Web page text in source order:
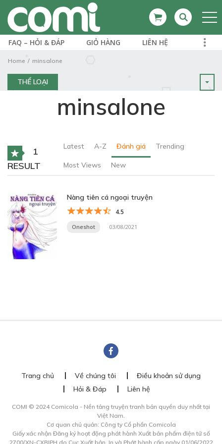
FAQ – HỎI & ĐÁP GIỎ HÀNG LIÊN HỆ
Home minsalone
THỂ LOẠI
minsalone
1
RESULT
Latest A-Z Đánh giá Trending
Most Views New
Nàng tiên cá ngoại truyện
4.5
Oneshot 03/08/2021
Trang chủ Về chúng tôi
Điều khoản sử dụng
Hỏi & Đáp
Liên hệ
COMI © 2024 Comicola - Nền tảng truyện tranh bản quyền duy nhất tại
Việt Nam.
Cơ quan chủ quản: Công ty Cổ phần Comicola
Giấy xác nhận Đăng ký hoạt động phát hành Xuất bản phẩm điện tử số
2700/XN-CXBIPH do Cục Xuất bản, In và Phát hành cấp ngày 01/06/2022